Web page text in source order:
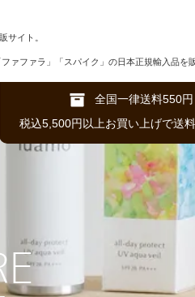
サイト。
ァファラ」「スパイク」の日本正規輸入品を
全国一律送料550円
税込5,500円以上お買い上げで送